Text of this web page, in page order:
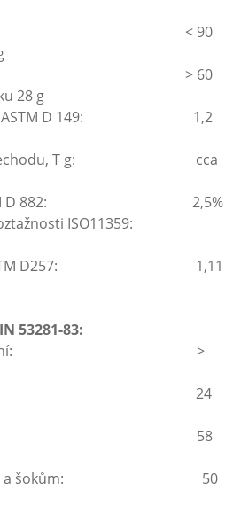
< 90
> 60
28 g
ASTM D 149: 1,2
přechodu, T g: cca
STM D 882: 2,5%
roztažnosti ISO11359:
ASTM D257: 1,11
53281-83:
stlačení: >
v tahu: 24
v ohybu: 58
rázům a šokům: 50